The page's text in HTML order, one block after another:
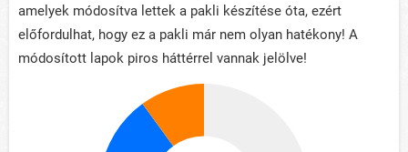
amelyek módosítva lettek a pakli készítése óta, ezért
előfordulhat, hogy ez a pakli már nem olyan hatékony! A
módosított lapok piros háttérrel vannak jelölve!